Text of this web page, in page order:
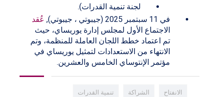
لجنة تنمية القدرات).
في 11 سبتمبر 2025 (جيبوتي ، جيبوتي),
عُقد
الاجتماع الأول لمجلس إدارة يوريساي، حيث
تم اعتماد خطط اللجان العاملة للمنظمة، وتم
الانتهاء من الاستعدادات لتمثيل يوريساي في
مؤتمر الإنتوساي الخامس والعشرين.
الانفتاح الشراكة تنمية القدرات